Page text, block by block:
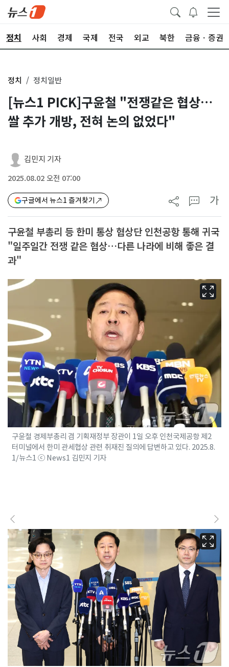
정치 사회 경제 국제 전국 외교 북한 금융ㆍ증권
정치 정치일반
[뉴스1 PICK]구윤철 "전쟁같은 협상…
쌀 추가 개방, 전혀 논의 없었다"
김민지 기자
2025.08.02 오전 07:00
구글에서 뉴스1 즐겨찾기 가
구윤철 부총리 등 한미 통상 협상단 인천공항 통해 귀국
"일주일간 전쟁 같은 협상…다른 나라에 비해 좋은 결
과"
구윤철 경제부총리 겸 기획재정부 장관이 1일 오후 인천국제공항 제2
터미널에서 한미 관세협상 관련 취재진 질의에 답변하고 있다. 2025.8.
1/뉴스1 ⓒ News1 김민지 기자